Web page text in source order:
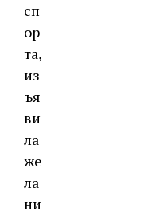
сп
ор
та,
из
ъя
ви
ла
же
ла
ни